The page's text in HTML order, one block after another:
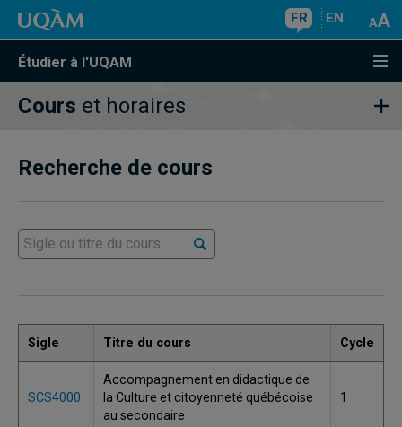
FR EN
Étudier à l'UQAM
Cours et horaires
Recherche de cours
Sigle Titre du cours Cycle
SCS4000
Accompagnement en didactique de
la Culture et citoyenneté québécoise
au secondaire
1